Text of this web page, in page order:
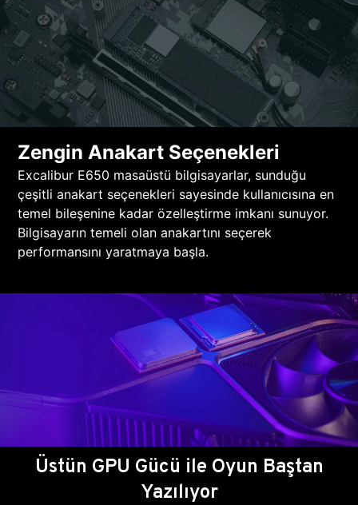
Zengin Anakart Seçenekleri
Excalibur E650 masaüstü bilgisayarlar, sunduğu
çeşitli anakart seçenekleri sayesinde kullanıcısına en
temel bileşenine kadar özelleştirme imkanı sunuyor.
Bilgisayarın temeli olan anakartını seçerek
performansını yaratmaya başla.
Üstün GPU Gücü ile Oyun Baştan
Yazılıyor